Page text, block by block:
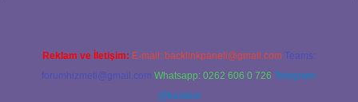
Reklam ve İletişim: E-mail: backlinkpaneli@gmail.com Teams:
forumhizmeti@gmail.com Whatsapp: 0262 606 0 726 Telegram:
@karabul